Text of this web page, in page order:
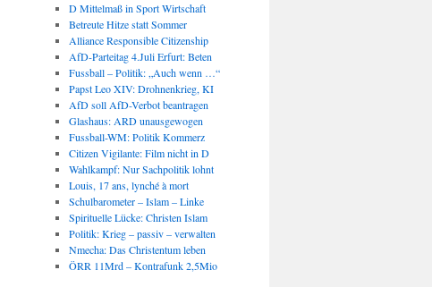
D Mittelmaß in Sport Wirtschaft
Betreute Hitze statt Sommer
Alliance Responsible Citizenship
AfD-Parteitag 4.Juli Erfurt: Beten
Fussball – Politik: „Auch wenn …“
Papst Leo XIV: Drohnenkrieg, KI
AfD soll AfD-Verbot beantragen
Glashaus: ARD unausgewogen
Fussball-WM: Politik Kommerz
Citizen Vigilante: Film nicht in D
Wahlkampf: Nur Sachpolitik lohnt
Louis, 17 ans, lynché à mort
Schulbarometer – Islam – Linke
Spirituelle Lücke: Christen Islam
Politik: Krieg – passiv – verwalten
Nmecha: Das Christentum leben
ÖRR 11Mrd – Kontrafunk 2,5Mio